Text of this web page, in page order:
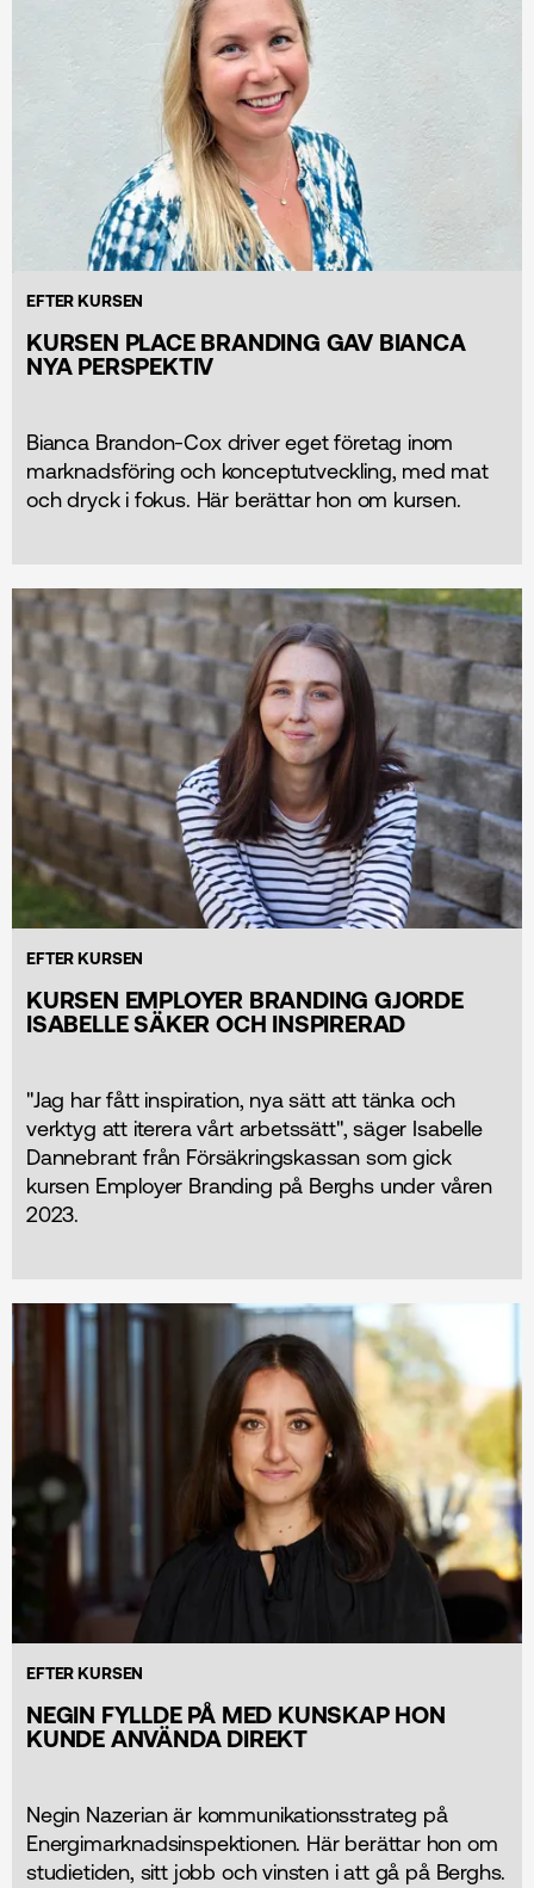
EFTER KURSEN
KURSEN PLACE BRANDING GAV BIANCA
NYA PERSPEKTIV
Bianca Brandon-Cox driver eget företag inom
marknads­föring och konceptutveckling, med mat
och dryck i fokus. Här berättar hon om kursen.
EFTER KURSEN
KURSEN EMPLOYER BRANDING GJORDE
ISABELLE SÄKER OCH INSPIRERAD
"Jag har fått inspiration, nya sätt att tänka och
verktyg att iterera vårt arbetssätt", säger Isabelle
Dannebrant från Försäkringskassan som gick
kursen Employer Branding på Berghs under våren
2023.
EFTER KURSEN
NEGIN FYLLDE PÅ MED KUNSKAP HON
KUNDE ANVÄNDA DIREKT
Negin Nazerian är kommunikationsstrateg på
Energimarknadsinspektionen. Här berättar hon om
studietiden, sitt jobb och vinsten i att gå på Berghs.